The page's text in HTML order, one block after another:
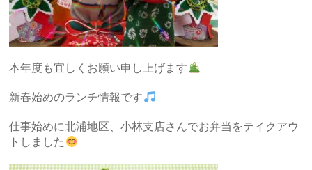
本年度も宜しくお願い申し上げます
新春始めのランチ情報です
仕事始めに北浦地区、小林支店さんでお弁当をテイクアウ
トしました